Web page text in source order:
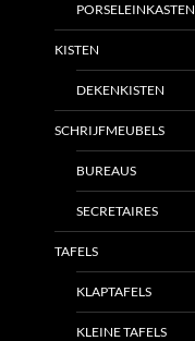
PORSELEINKASTEN
KISTEN
DEKENKISTEN
SCHRIJFMEUBELS
BUREAUS
SECRETAIRES
TAFELS
KLAPTAFELS
KLEINE TAFELS